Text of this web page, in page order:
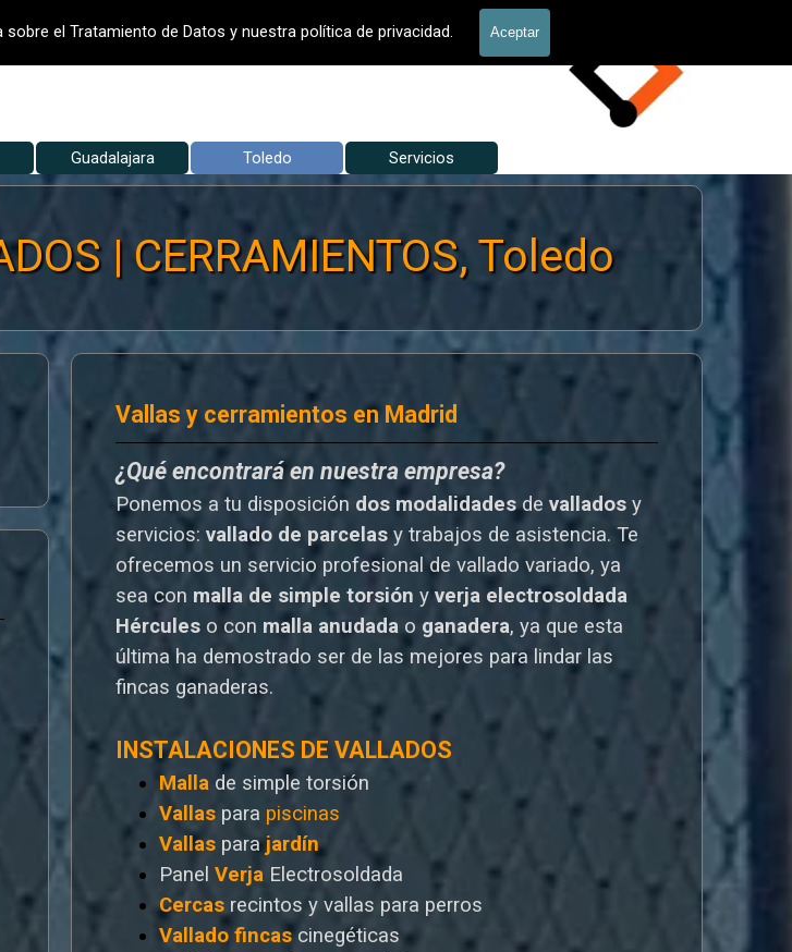
el Tratamiento de Datos y nuestra política de privacidad. Aceptar
Valla Hércules
Saltar menú
▼
Guadalajara ▼
Toledo ▼
Servicios
| CERRAMIENTOS, Toledo
Vallas y cerramientos en Madrid
¿Qué encontrará en nuestra empresa?
Ponemos a tu disposición dos modalidadesde vallados y
servicios: vallado de parcelas y trabajos de asistencia. Te
ofrecemos un servicio profesional de vallado variado, ya
sea con malla de simple torsión y verja electrosoldada
Hércules o con malla anudada o ganadera, ya que esta
última ha demostrado ser de las mejores para lindar las
fincas ganaderas.
INSTALACIONES DE VALLADOS
Malla de simple torsión
Vallas para piscinas
Vallas parajardín
Panel Verja Electrosoldada
Cercas recintos y vallas para perros
Vallado fincas cinegéticas